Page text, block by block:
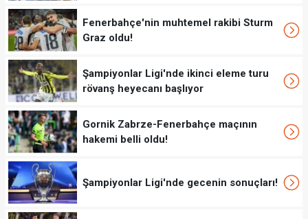
Fenerbahçe'nin muhtemel rakibi Sturm
Graz oldu!
Şampiyonlar Ligi'nde ikinci eleme turu
rövanş heyecanı başlıyor
Gornik Zabrze-Fenerbahçe maçının
hakemi belli oldu!
Şampiyonlar Ligi'nde gecenin sonuçları!